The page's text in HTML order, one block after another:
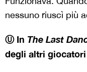
nessuno riuscì più
Ⓤ In The Last
degli altri